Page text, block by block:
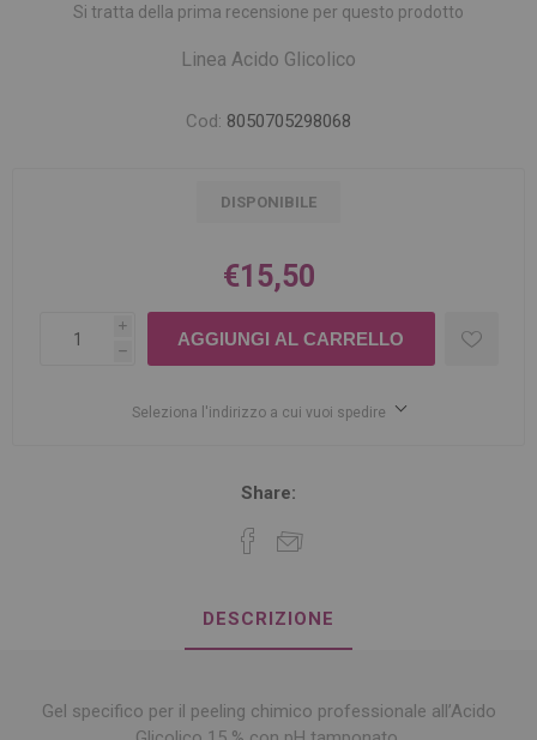
Si tratta della prima recensione per questo prodotto
Linea Acido Glicolico
Cod: 8050705298068
DISPONIBILE
€15,50
i
h
Seleziona l'indirizzo a cui vuoi spedire
Share:
DESCRIZIONE
Gel specifico per il peeling chimico professionale all’Acido